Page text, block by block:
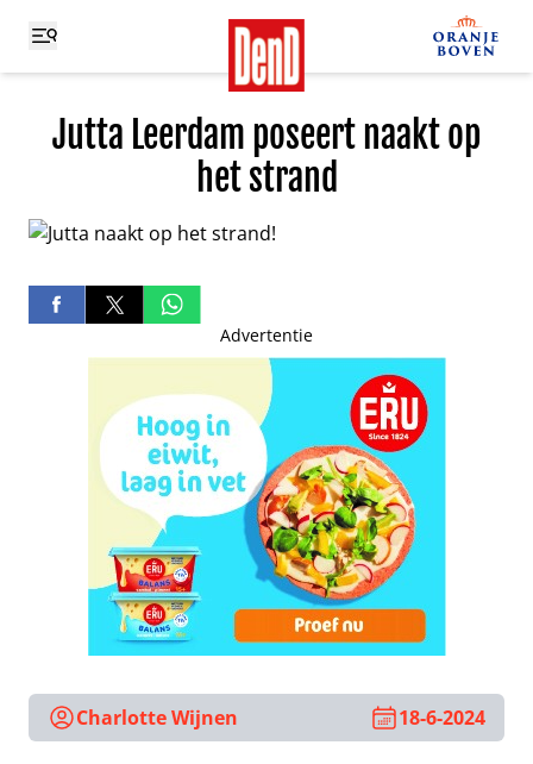
Jutta Leerdam poseert naakt op
het strand
Advertentie
Charlotte Wijnen 18-6-2024